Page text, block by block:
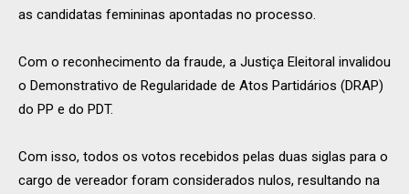
as candidatas femininas apontadas no processo.
Com o reconhecimento da fraude, a Justiça Eleitoral invalidou
o Demonstrativo de Regularidade de Atos Partidários (DRAP)
do PP e do PDT.
Com isso, todos os votos recebidos pelas duas siglas para o
cargo de vereador foram considerados nulos, resultando na